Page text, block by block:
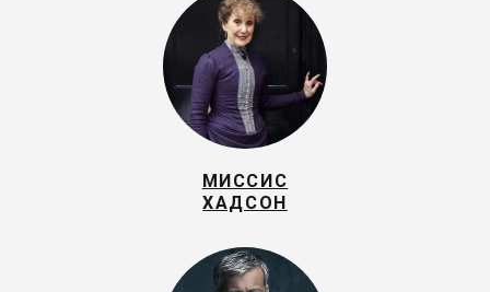
МИССИС
ХАДСОН